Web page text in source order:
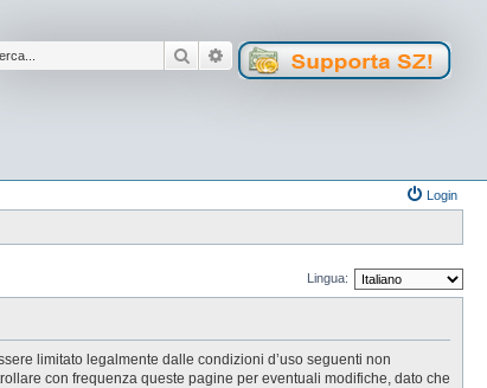
Cerca Ricerca avanzata
Login
Lingua:
limitato legalmente dalle condizioni d’uso seguenti non
con frequenza queste pagine per eventuali modifiche, dato che